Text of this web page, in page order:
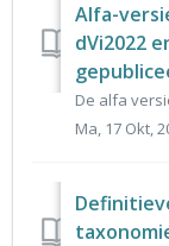
Alfa-
dVi2022
Ma, 17 Okt,